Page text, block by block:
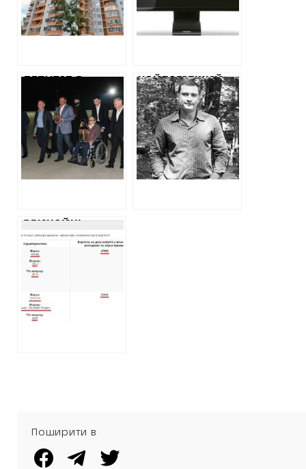
ТИС. ДОЛАРІВ ТА
КОШТОВНА
АВТІВКА
РІЧНІ ЗАРПЛАТИ
ТА НОВУ
КВАРТИРУ В
ДЕПУТАТ З
НАЙБЛИЖЧОГО
ОТОЧЕННЯ
КЕРНЕСА
ОТРИМАВ ТРИ
МІЛЬЙОНА ВІД
САЛТІВСЬКОГО
ДЕПО
НАЙБАГАТШИЙ
ПРОКУРОР
ОБЛАСТІ 34-
РІЧНИЙ ДЕНИС
ПОПОВ ПРИДБАВ
LAND ROVER ЗА 2
МІЛЬЙОНИ
ГРИВЕНЬ ТА
ЗВИЧАЙНІ
РОБІТНИКИ
ХАРКІВВОДОКАНАЛУ
КУПЛЯЮТЬ
КОШТОВНІ
ІНОМАРКИ ЗА
ЦІНОЮ МОПЕДА
Поширити в